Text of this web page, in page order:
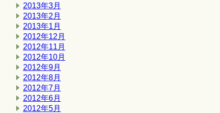
2013年3月
2013年2月
2013年1月
2012年12月
2012年11月
2012年10月
2012年9月
2012年8月
2012年7月
2012年6月
2012年5月